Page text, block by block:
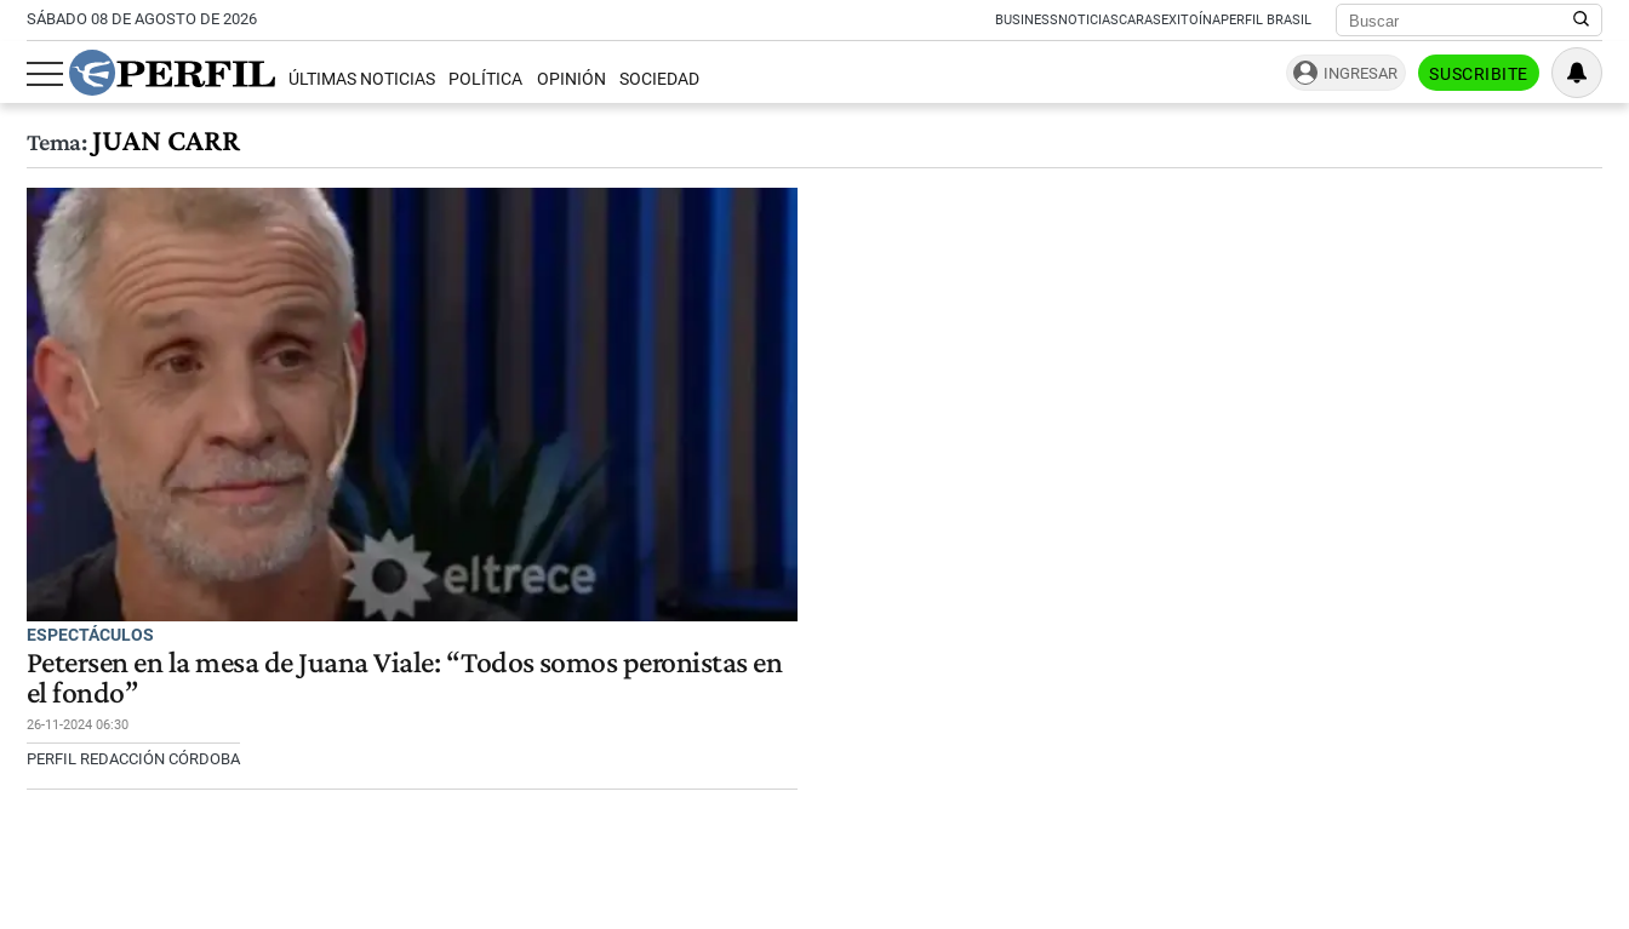
SÁBADO 08 DE AGOSTO DE 2026 BUSINESSNOTICIASCARASEXITOÍNAPERFIL BRASIL
ÚLTIMAS NOTICIAS POLÍTICA OPINIÓN SOCIEDAD INGRESAR SUSCRIBITE
Tema:JUAN CARR
ESPECTÁCULOS
Petersen en la mesa de Juana Viale: “Todos somos peronistas en
el fondo”
26-11-2024 06:30
PERFIL REDACCIÓN CÓRDOBA